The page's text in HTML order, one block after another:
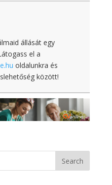
állását egy
el a
oldalunkra és
között!